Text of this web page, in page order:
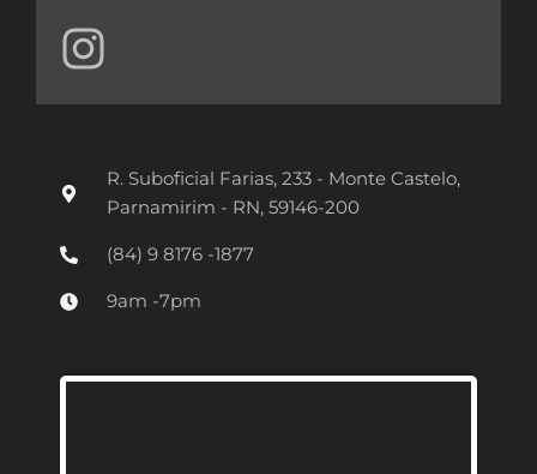
I
n
s
g
R. Suboficial Farias, 233 - Monte Castelo,
Parnamirim - RN, 59146-200
(84) 9 8176 -1877
9am -7pm